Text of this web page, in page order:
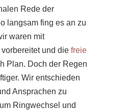
Rede der
langsam fing es an zu
waren mit
und die freie
Plan. Doch der Regen
Wir entschieden
Ansprachen zu
Ringwechsel und